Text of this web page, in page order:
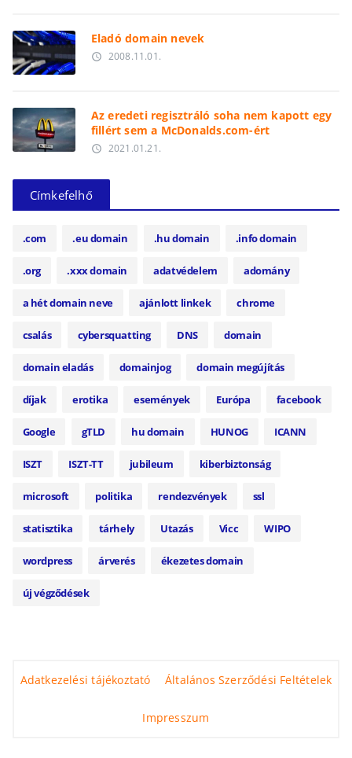
Eladó domain nevek
access_time 2008.11.01.
Az eredeti regisztráló soha nem kapott egy
fillért sem a McDonalds.com-ért
access_time 2021.01.21.
Címkefelhő
.com .eu domain .hu domain .info domain
.org .xxx domain adatvédelem adomány
a hét domain neve ajánlott linkek chrome
csalás cybersquatting DNS domain
domain eladás domainjog domain megújítás
díjak erotika események Európa facebook
Google gTLD hu domain HUNOG ICANN
ISZT ISZT-TT jubileum kiberbiztonság
microsoft politika rendezvények ssl
statisztika tárhely Utazás Vicc WIPO
wordpress árverés ékezetes domain
új végződések
Adatkezelési tájékoztató Általános Szerződési Feltételek
Impresszum